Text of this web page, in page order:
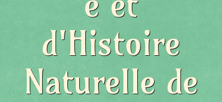
d'Histoire
Naturelle de